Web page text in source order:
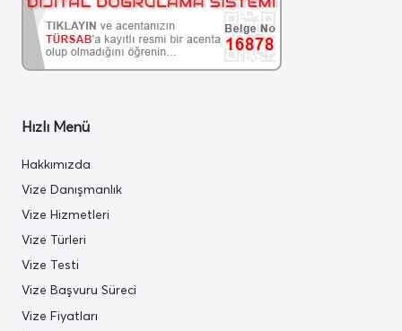
Hızlı Menü
Hakkımızda
Vize Danışmanlık
Vize Hizmetleri
Vize Türleri
Vize Testi
Vize Başvuru Süreci
Vize Fiyatları